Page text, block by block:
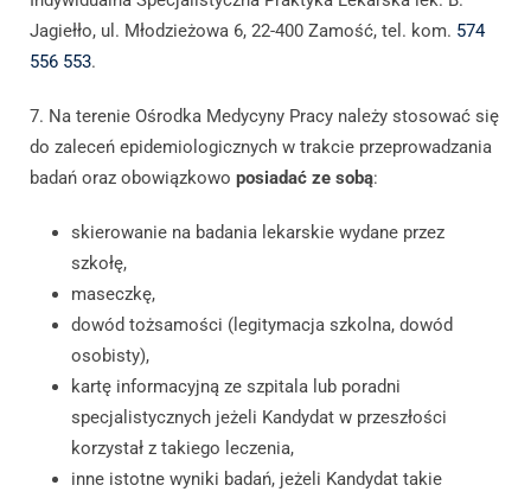
Jagiełło, ul. Młodzieżowa 6, 22-400 Zamość, tel. kom. 574
556 553.
7. Na terenie Ośrodka Medycyny Pracy należy stosować się
do zaleceń epidemiologicznych w trakcie przeprowadzania
badań oraz obowiązkowo posiadać ze sobą:
skierowanie na badania lekarskie wydane przez
szkołę,
maseczkę,
dowód tożsamości (legitymacja szkolna, dowód
osobisty),
kartę informacyjną ze szpitala lub poradni
specjalistycznych jeżeli Kandydat w przeszłości
korzystał z takiego leczenia,
inne istotne wyniki badań, jeżeli Kandydat takie